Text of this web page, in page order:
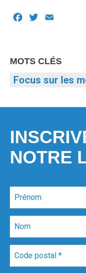
Facebook
Twitter
MOTS CLÉS
Focus sur les
NOTRE